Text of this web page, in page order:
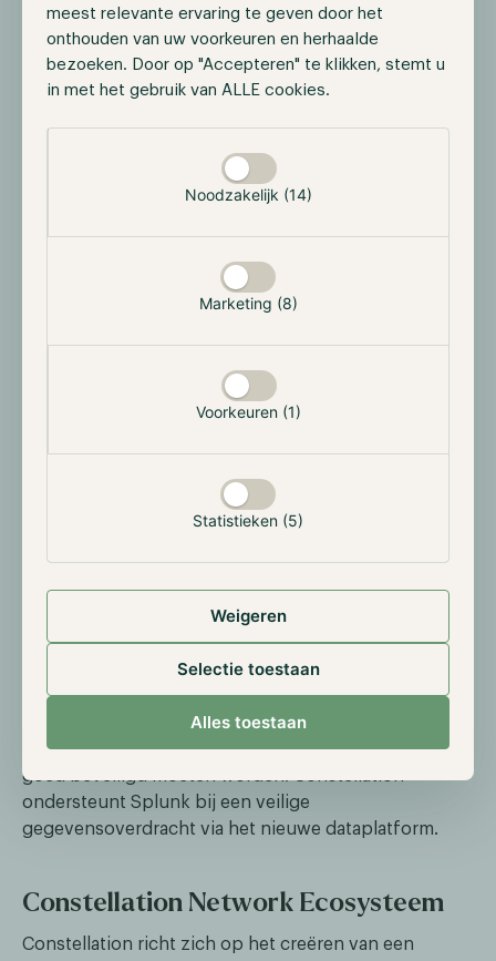
meest relevante ervaring te geven door het
onthouden van uw voorkeuren en herhaalde
bezoeken. Door op "Accepteren" te klikken, stemt u
in met het gebruik van ALLE cookies.
Noodzakelijk (14)
Marketing (8)
Voorkeuren (1)
Statistieken (5)
Weigeren
Selectie toestaan
Alles toestaan
MOBI is opgericht om de mobiliteitsindustrie vooruit
te helpen met de toepassing van een veilig peer-to-
betaalbaarder te maken, verkeersverstoppingen en
vervuiling te verminderen en de veiligheid te
leveren die de exponentieel groeiende datastromen
Een andere partner van Constellation is Splunk, een
Constellation en Splunk werken samen om de JDAC2
te ontwikkelen voor het Pentagon. Om de JDAC
samen te stellen moet er een zeer flexibel, collectief
schaalbaar dataplatform worden ontwikkeld.
Het Amerikaanse Department of Defense verwerk
enorme datastromen die gezien de aard van de data
goed beveiligd moeten worden. Constellation
ondersteunt Splunk bij een veilige
gegevensoverdracht via het nieuwe dataplatform.
Constellation Network Ecosysteem
Constellation richt zich op het creëren van een